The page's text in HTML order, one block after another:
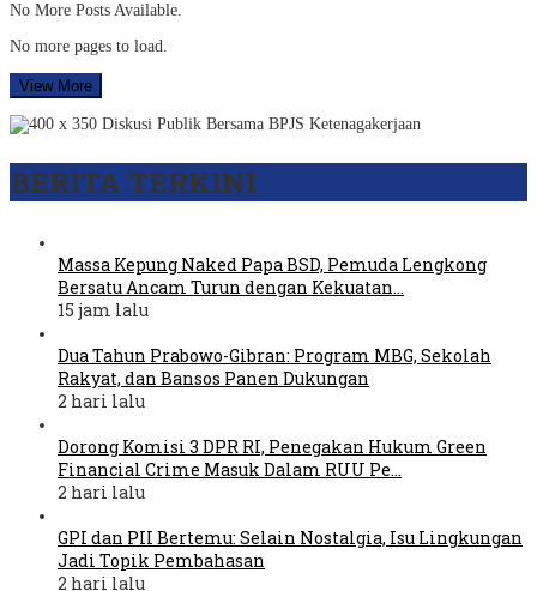
No More Posts Available.
No more pages to load.
View More
BERITA TERKINI
Massa Kepung Naked Papa BSD, Pemuda Lengkong
Bersatu Ancam Turun dengan Kekuatan…
15 jam lalu
Dua Tahun Prabowo-Gibran: Program MBG, Sekolah
Rakyat, dan Bansos Panen Dukungan
2 hari lalu
Dorong Komisi 3 DPR RI, Penegakan Hukum Green
Financial Crime Masuk Dalam RUU Pe…
2 hari lalu
GPI dan PII Bertemu: Selain Nostalgia, Isu Lingkungan
Jadi Topik Pembahasan
2 hari lalu